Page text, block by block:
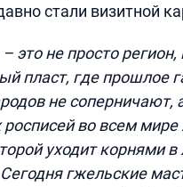
стали визитной
это не просто
пласт, где прошлое
не
во всем мире
уходит корнями
гжельские